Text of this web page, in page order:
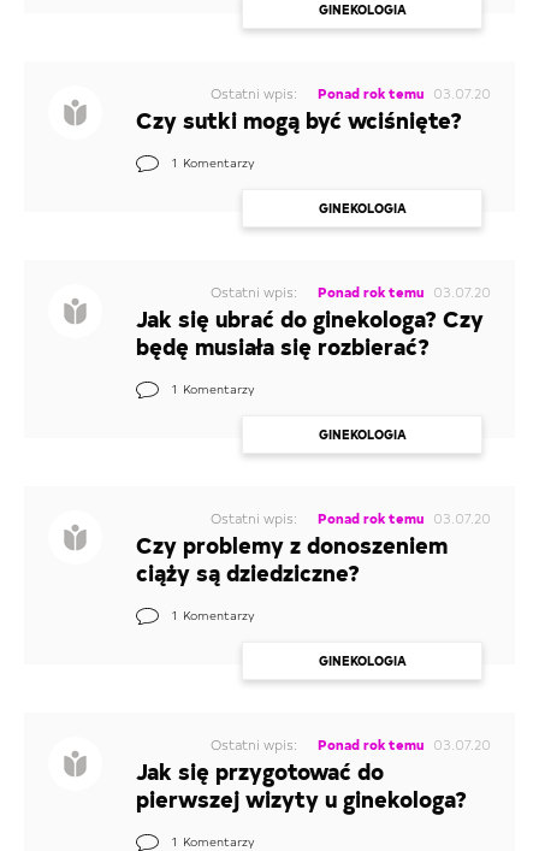
GINEKOLOGIA
Ostatni wpis: Ponad rok temu 03.07.20
Czy sutki mogą być wciśnięte?
1 Komentarzy
GINEKOLOGIA
Ostatni wpis: Ponad rok temu 03.07.20
Jak się ubrać do ginekologa? Czy
będę musiała się rozbierać?
1 Komentarzy
GINEKOLOGIA
Ostatni wpis: Ponad rok temu 03.07.20
Czy problemy z donoszeniem
ciąży są dziedziczne?
1 Komentarzy
GINEKOLOGIA
Ostatni wpis: Ponad rok temu 03.07.20
Jak się przygotować do
pierwszej wizyty u ginekologa?
1 Komentarzy